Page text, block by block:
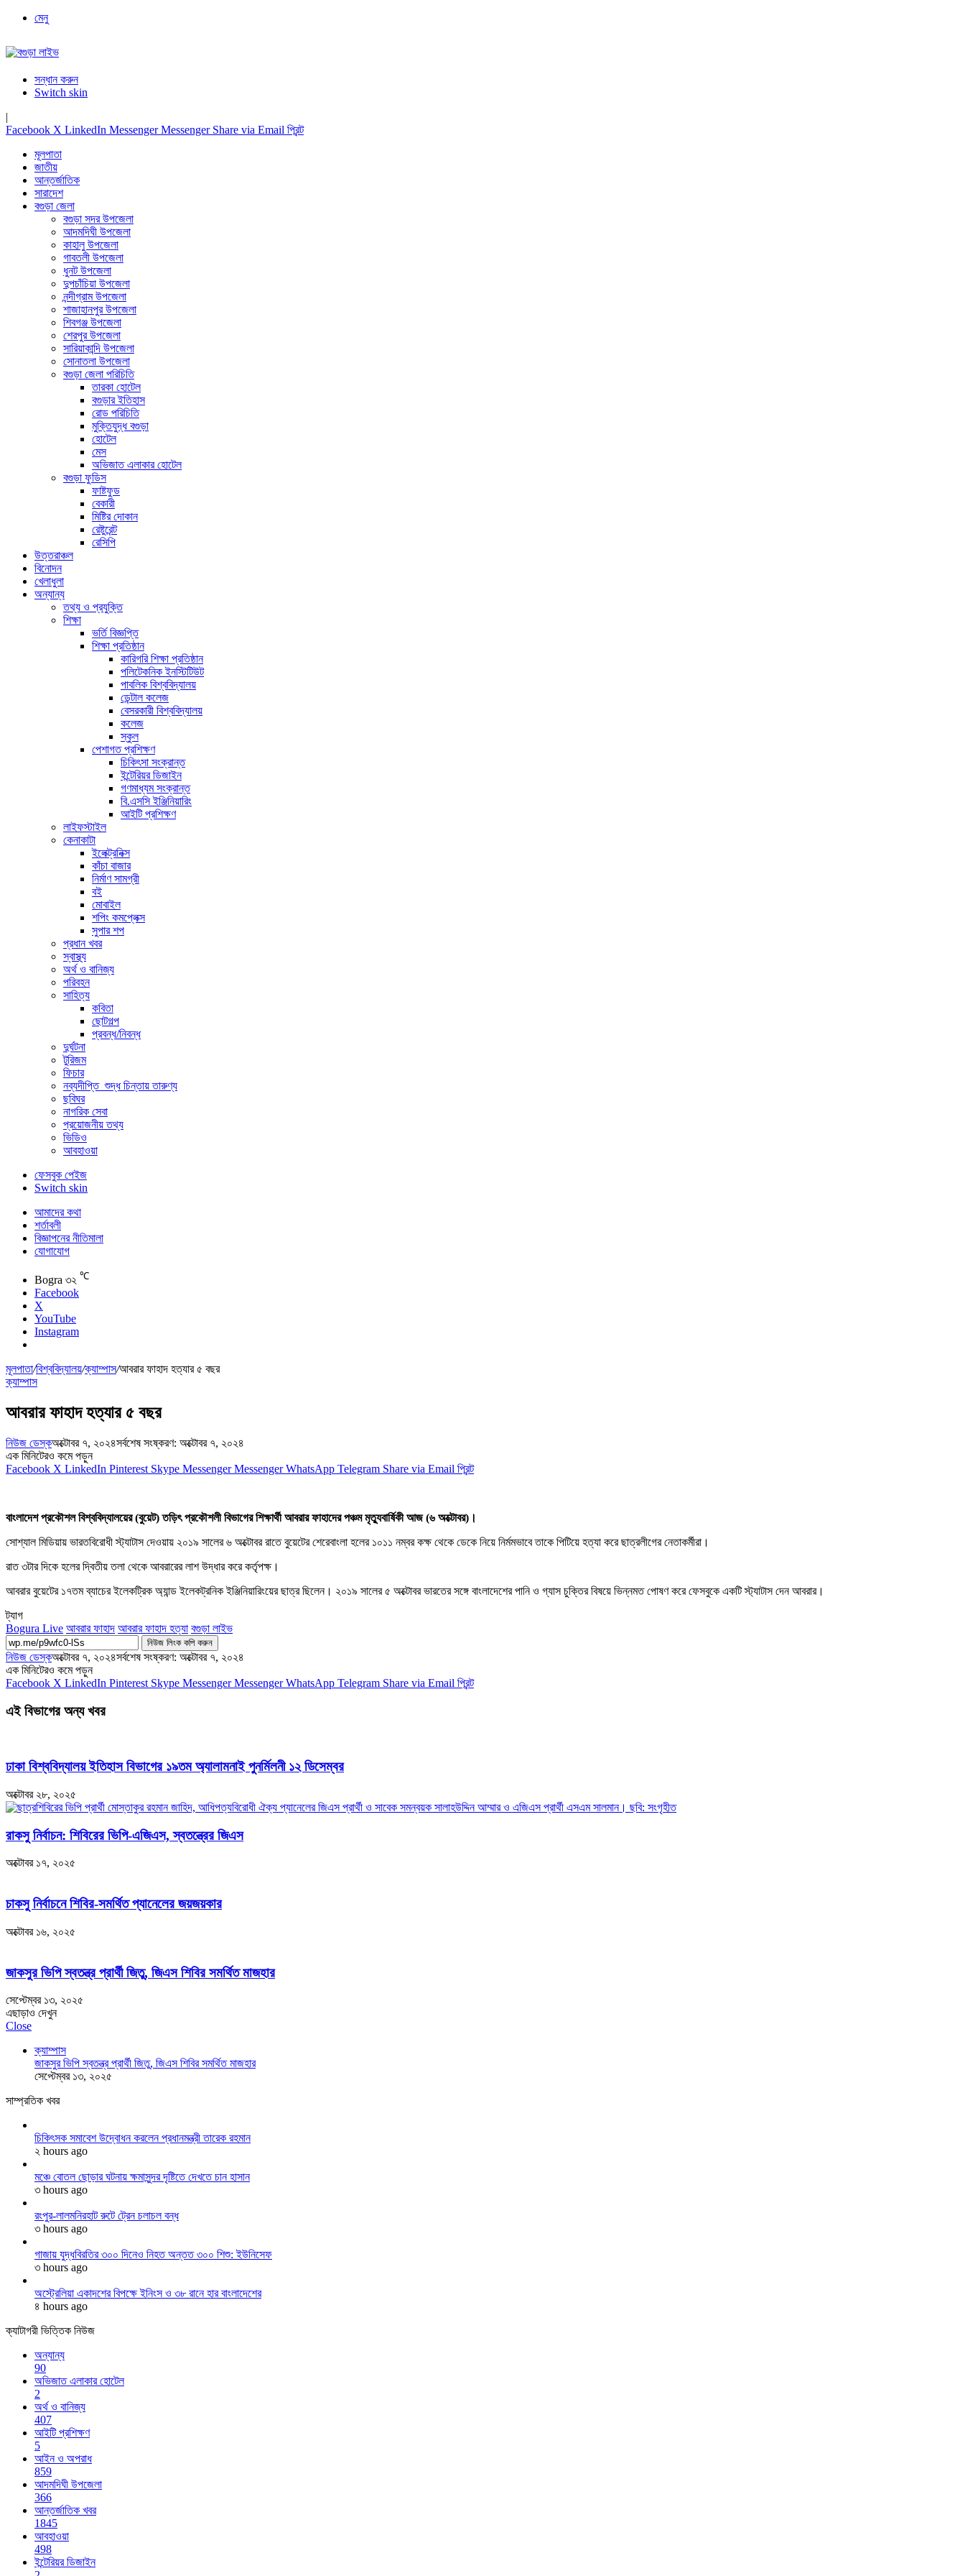
মেনু
সন্ধান করুন
Switch skin
|
Facebook X LinkedIn Messenger Messenger Share via Email প্রিন্ট
মূলপাতা
জাতীয়
আন্তর্জাতিক
সারাদেশ
বগুড়া জেলা
বগুড়া সদর উপজেলা
আদমদিঘী উপজেলা
কাহালু উপজেলা
গাবতলী উপজেলা
ধুনট উপজেলা
দুপচাঁচিয়া উপজেলা
নন্দীগ্রাম উপজেলা
শাজাহানপুর উপজেলা
শিবগঞ্জ উপজেলা
শেরপুর উপজেলা
সারিয়াকান্দি উপজেলা
সোনাতলা উপজেলা
বগুড়া জেলা পরিচিতি
তারকা হোটেল
বগুড়ার ইতিহাস
রোড পরিচিতি
মুক্তিযুদ্ধ বগুড়া
হোটেল
মেস
অভিজাত এলাকার হোটেল
বগুড়া ফুডিস
ফাষ্টফুড
বেকারী
মিষ্টির দোকান
রেষ্টুরেন্ট
রেসিপি
উত্তরাঞ্চল
বিনোদন
খেলাধুলা
অন্যান্য
তথ্য ও প্রযুক্তি
শিক্ষা
ভর্তি বিজ্ঞপ্তি
শিক্ষা প্রতিষ্ঠান
কারিগরি শিক্ষা প্রতিষ্ঠান
পলিটেকনিক ইনস্টিটিউট
পাবলিক বিশ্ববিদ্যালয়
ডেন্টাল কলেজ
বেসরকারী বিশ্ববিদ্যালয়
কলেজ
স্কুল
পেশাগত প্রশিক্ষণ
চিকিৎসা সংক্রান্ত
ইন্টেরিয়র ডিজাইন
গণমাধ্যম সংক্রান্ত
বি.এসসি ইঞ্জিনিয়ারিং
আইটি প্রশিক্ষণ
লাইফস্টাইল
কেনাকাটা
ইলেক্ট্রনিক্স
কাঁচা বাজার
নির্মাণ সামগ্রী
বই
মোবাইল
শপিং কমপ্লেক্স
সুপার শপ
প্রধান খবর
স্বাস্থ্য
অর্থ ও বানিজ্য
পরিবহন
সাহিত্য
কবিতা
ছোটগল্প
প্রবন্ধ/নিবন্ধ
দুর্ঘটনা
টুরিজম
ফিচার
নব্যদীপ্তি_শুদ্ধ চিন্তায় তারুণ্য
ছবিঘর
নাগরিক সেবা
প্রয়োজনীয় তথ্য
ভিডিও
আবহাওয়া
ফেসবুক পেইজ
Switch skin
আমাদের কথা
শর্তাবলী
বিজ্ঞাপনের নীতিমালা
যোগাযোগ
Bogra ৩২ ℃
Facebook
X
YouTube
Instagram
মূলপাতা/বিশ্ববিদ্যালয়/ক্যাম্পাস/আবরার ফাহাদ হত্যার ৫ বছর
ক্যাম্পাস
আবরার ফাহাদ হত্যার ৫ বছর
নিউজ ডেস্কঅক্টোবর ৭, ২০২৪সর্বশেষ সংষ্করণ: অক্টোবর ৭, ২০২৪
এক মিনিটেরও কমে পড়ুন
Facebook X LinkedIn Pinterest Skype Messenger Messenger WhatsApp Telegram Share via Email প্রিন্ট
বাংলাদেশ প্রকৌশল বিশ্ববিদ্যালয়ের (বুয়েট) তড়িৎ প্রকৌশলী বিভাগের শিক্ষার্থী আবরার ফাহাদের পঞ্চম মৃত্যুবার্ষিকী আজ (৬ অক্টোবর)।
সোশ্যাল মিডিয়ায় ভারতবিরোধী স্ট্যাটাস দেওয়ায় ২০১৯ সালের ৬ অক্টোবর রাতে বুয়েটের শেরেবাংলা হলের ১০১১ নম্বর কক্ষ থেকে ডেকে নিয়ে নির্মমভাবে তাকে পিটিয়ে হত্যা করে ছাত্রলীগের নেতাকর্মীরা।
রাত ৩টার দিকে হলের দ্বিতীয় তলা থেকে আবরারের লাশ উদ্ধার করে কর্তৃপক্ষ।
আবরার বুয়েটের ১৭তম ব্যাচের ইলেকট্রিক অ্যান্ড ইলেকট্রনিক ইঞ্জিনিয়ারিংয়ের ছাত্র ছিলেন। ২০১৯ সালের ৫ অক্টোবর ভারতের সঙ্গে বাংলাদেশের পানি ও গ্যাস চুক্তির বিষয়ে ভিন্নমত পোষণ করে ফেসবুকে একটি স্ট্যাটাস দেন আবরার।
ট্যাগ
Bogura Live আবরার ফাহাদ আবরার ফাহাদ হত্যা বগুড়া লাইভ
নিউজ লিংক কপি করুন
নিউজ ডেস্কঅক্টোবর ৭, ২০২৪সর্বশেষ সংষ্করণ: অক্টোবর ৭, ২০২৪
এক মিনিটেরও কমে পড়ুন
Facebook X LinkedIn Pinterest Skype Messenger Messenger WhatsApp Telegram Share via Email প্রিন্ট
এই বিভাগের অন্য খবর
ঢাকা বিশ্ববিদ্যালয় ইতিহাস বিভাগের ১৯তম অ্যালামনাই পুনর্মিলনী ১২ ডিসেম্বর
অক্টোবর ২৮, ২০২৫
রাকসু নির্বাচন: শিবিরের ভিপি-এজিএস, স্বতন্ত্রের জিএস
অক্টোবর ১৭, ২০২৫
চাকসু নির্বাচনে শিবির-সমর্থিত প্যানেলের জয়জয়কার
অক্টোবর ১৬, ২০২৫
জাকসুর ভিপি স্বতন্ত্র প্রার্থী জিতু, জিএস শিবির সমর্থিত মাজহার
সেপ্টেম্বর ১৩, ২০২৫
এছাড়াও দেখুন
Close
ক্যাম্পাস
জাকসুর ভিপি স্বতন্ত্র প্রার্থী জিতু, জিএস শিবির সমর্থিত মাজহার
সেপ্টেম্বর ১৩, ২০২৫
সাম্প্রতিক খবর
চিকিৎসক সমাবেশ উদ্বোধন করলেন প্রধানমন্ত্রী তারেক রহমান
২ hours ago
মঞ্চে বোতল ছোড়ার ঘটনায় ক্ষমাসুন্দর দৃষ্টিতে দেখতে চান হাসান
৩ hours ago
রংপুর-লালমনিরহাট রুটে ট্রেন চলাচল বন্ধ
৩ hours ago
গাজায় যুদ্ধবিরতির ৩০০ দিনেও নিহত অন্তত ৩০০ শিশু: ইউনিসেফ
৩ hours ago
অস্ট্রেলিয়া একাদশের বিপক্ষে ইনিংস ও ৩৮ রানে হার বাংলাদেশের
৪ hours ago
ক্যাটাগরী ভিত্তিক নিউজ
অন্যান্য
90
অভিজাত এলাকার হোটেল
2
অর্থ ও বানিজ্য
407
আইটি প্রশিক্ষণ
5
আইন ও অপরাধ
859
আদমদিঘী উপজেলা
366
আন্তর্জাতিক খবর
1845
আবহাওয়া
498
ইন্টেরিয়র ডিজাইন